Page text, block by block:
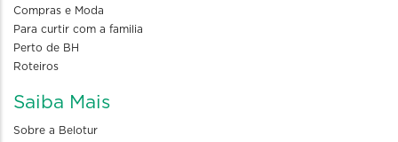
Compras e Moda
Para curtir com a familia
Perto de BH
Roteiros
Saiba Mais
Sobre a Belotur